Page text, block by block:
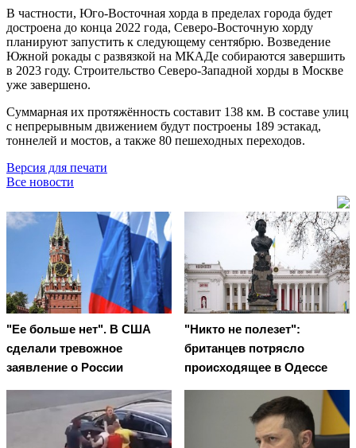
В частности, Юго-Восточная хорда в пределах города будет
достроена до конца 2022 года, Северо-Восточную хорду
планируют запустить к следующему сентябрю. Возведение
Южной рокады с развязкой на МКАДе собираются завершить
в 2023 году. Строительство Северо-Западной хорды в Москве
уже завершено.
Суммарная их протяжённость составит 138 км. В составе улиц
с непрерывным движением будут построены 189 эстакад,
тоннелей и мостов, а также 80 пешеходных переходов.
Версия для печати
Все новости
"Ее больше нет". В США
сделали тревожное
заявление о России
"Никто не полезет":
британцев потрясло
происходящее в Одессе